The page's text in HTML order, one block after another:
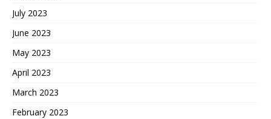
July 2023
June 2023
May 2023
April 2023
March 2023
February 2023